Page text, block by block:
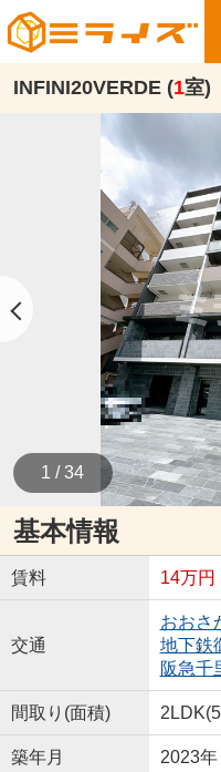
INFINI20VERDE (1室)
1 / 34
基本情報
賃料 14万円
交通
おおさ
地下鉄
阪急千
間取り(面積)
築年月 2023